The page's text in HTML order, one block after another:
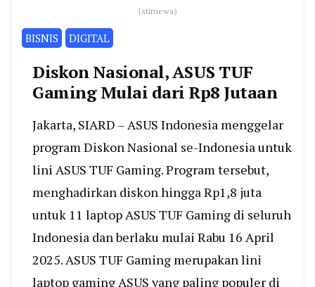
Istimewa)
BISNIS DIGITAL
Diskon Nasional, ASUS TUF
Gaming Mulai dari Rp8 Jutaan
Jakarta, SIARD – ASUS Indonesia menggelar
program Diskon Nasional se-Indonesia untuk
lini ASUS TUF Gaming. Program tersebut,
menghadirkan diskon hingga Rp1,8 juta
untuk 11 laptop ASUS TUF Gaming di seluruh
Indonesia dan berlaku mulai Rabu 16 April
2025. ASUS TUF Gaming merupakan lini
laptop gaming ASUS yang paling populer di